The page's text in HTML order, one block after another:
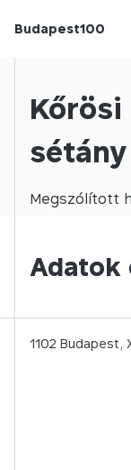
Budapest100
Kőrösi
Megszólított
Adatok
1102 Budapest,